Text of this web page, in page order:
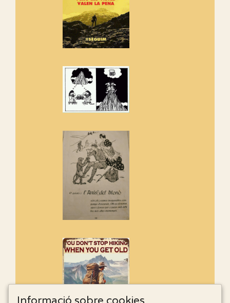
Rebem un diploma dels
Amics de Sant Aniol d'Aguja
Els Centpeus estem implicats
de l'entorn de Sant Aniol